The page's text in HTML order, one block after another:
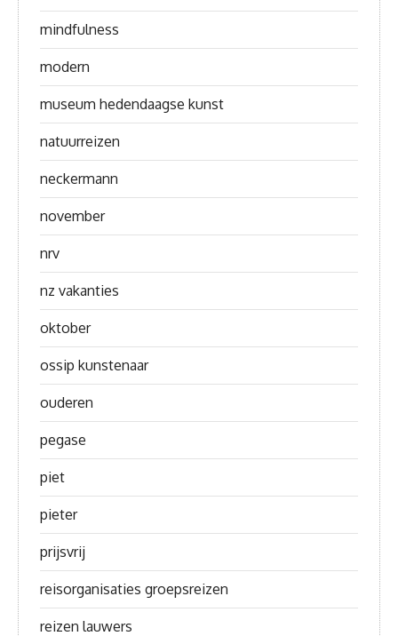
mindfulness
modern
museum hedendaagse kunst
natuurreizen
neckermann
november
nrv
nz vakanties
oktober
ossip kunstenaar
ouderen
pegase
piet
pieter
prijsvrij
reisorganisaties groepsreizen
reizen lauwers